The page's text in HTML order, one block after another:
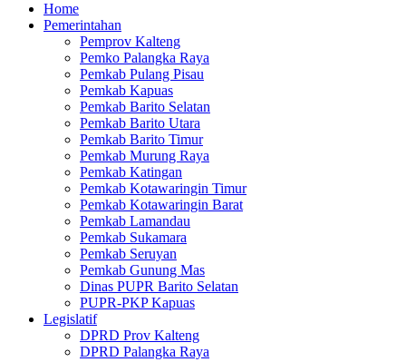
Home
Pemerintahan
Pemprov Kalteng
Pemko Palangka Raya
Pemkab Pulang Pisau
Pemkab Kapuas
Pemkab Barito Selatan
Pemkab Barito Utara
Pemkab Barito Timur
Pemkab Murung Raya
Pemkab Katingan
Pemkab Kotawaringin Timur
Pemkab Kotawaringin Barat
Pemkab Lamandau
Pemkab Sukamara
Pemkab Seruyan
Pemkab Gunung Mas
Dinas PUPR Barito Selatan
PUPR-PKP Kapuas
Legislatif
DPRD Prov Kalteng
DPRD Palangka Raya